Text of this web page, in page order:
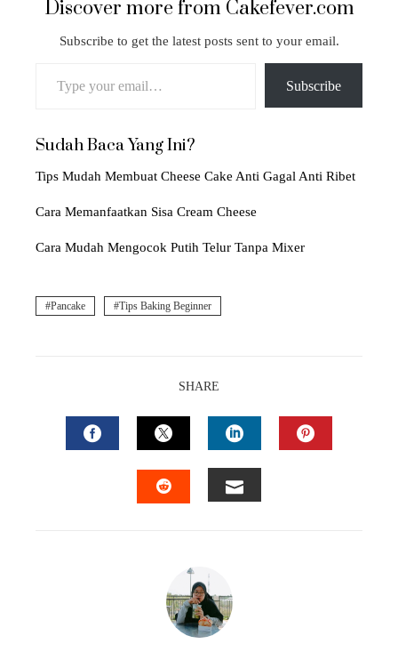
Discover more from Cakefever.com
Subscribe to get the latest posts sent to your email.
Subscribe
Sudah Baca Yang Ini?
Tips Mudah Membuat Cheese Cake Anti Gagal Anti Ribet
Cara Memanfaatkan Sisa Cream Cheese
Cara Mudah Mengocok Putih Telur Tanpa Mixer
Pancake Tips Baking Beginner
SHARE
FACEBOOKTWITTERLINKEDIN